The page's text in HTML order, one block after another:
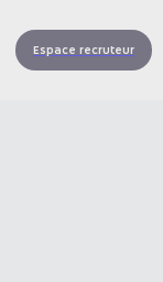
Espace recruteur